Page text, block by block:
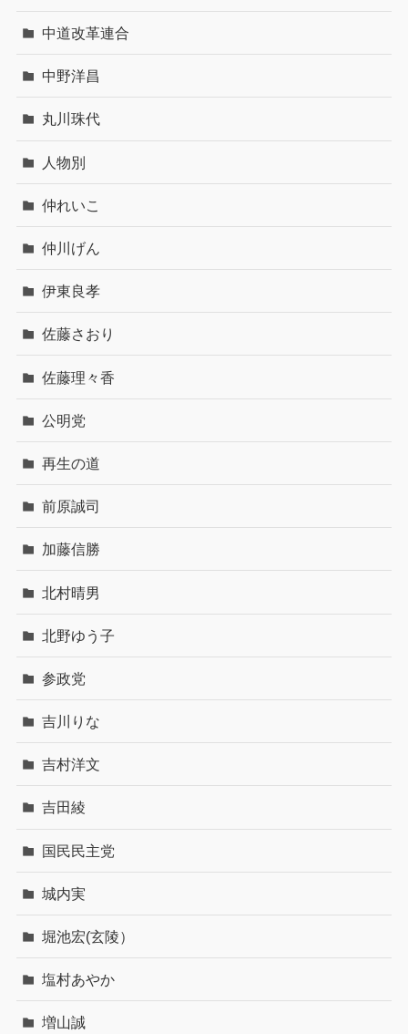
中道改革連合
中野洋昌
丸川珠代
人物別
仲れいこ
仲川げん
伊東良孝
佐藤さおり
佐藤理々香
公明党
再生の道
前原誠司
加藤信勝
北村晴男
北野ゆう子
参政党
吉川りな
吉村洋文
吉田綾
国民民主党
城内実
堀池宏(玄陵）
塩村あやか
増山誠